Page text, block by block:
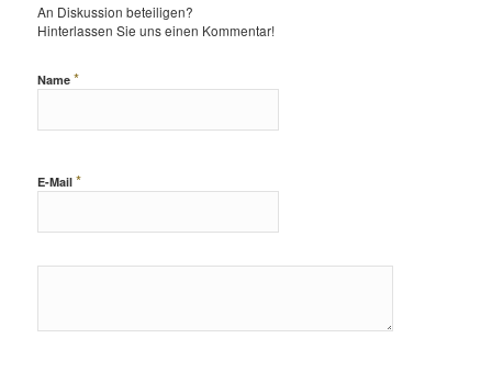
An Diskussion beteiligen?
Hinterlassen Sie uns einen Kommentar!
Name *
E-Mail *